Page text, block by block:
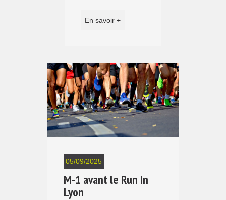
En savoir +
05/09/2025
M-1 avant le Run In
Lyon